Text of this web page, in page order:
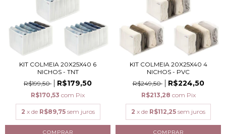
KIT COLMEIA 20X25X40 6
NICHOS - TNT
R$199,50
R$179,50
R$170,53 com Pix
2 x de R$89,75 sem juros
KIT COLMEIA 20X25X40 4
NICHOS - PVC
R$249,50
R$224,50
R$213,28 com Pix
2 x de R$112,25 sem juros